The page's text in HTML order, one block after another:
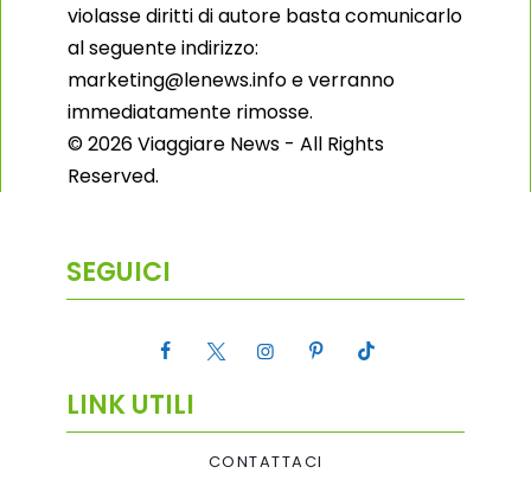
violasse diritti di autore basta comunicarlo
al seguente indirizzo:
marketing@lenews.info e verranno
immediatamente rimosse.
© 2026 Viaggiare News - All Rights
Reserved.
SEGUICI
LINK UTILI
CONTATTACI